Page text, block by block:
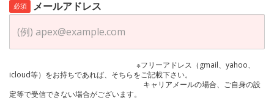
必須 メールアドレス
※フリーアドレス（gmail、yahoo、
icloud等）をお持ちであれば、そちらをご記載下さい。
キャリアメールの場合、ご自身の設
定等で受信できない場合がございます。